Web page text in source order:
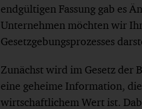
endgültigen Fassung gab es
Unternehmen möchten wir
Gesetzgebungsprozesses
Zunächst wird im Gesetz der
eine geheime Information,
wirtschaftlichem Wert ist.